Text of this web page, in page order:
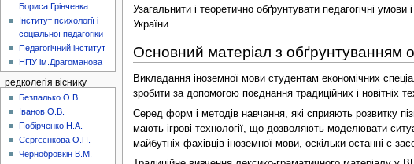
Узагальнити і теоретично обґрунтувати педагогічні
України.
Основний матеріал з обґрунтуванням
Викладання іноземної мови студентам економічних
зробити за допомогою поєднання традиційних і новітніх
Серед форм і методів навчання, які сприяють розвитку
мають ігрові технології, що дозволяють моделювати
майбутніх фахівців іноземної мови, оскільки останні є
Бориса Грінченка
Інститут психології і
соціальної педагогіки
Педагогічний інститут
НПУ ім.Драгоманова
редколегія віснику
Безпалько О.В.
Іванов О.В.
Побірченко Н.А.
Сєргєєнкова О.П.
Чернобровкін В.М.